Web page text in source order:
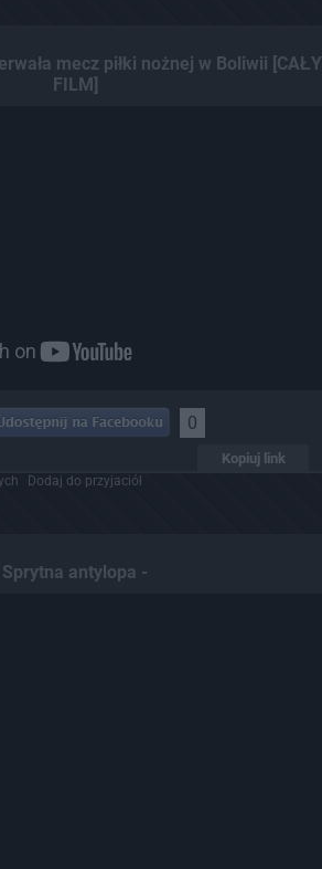
mecz piłki nożnej w Boliwii [CAŁY
FILM]
0
Kopiuj link
Dodaj do przyjaciół
Sprytna antylopa -